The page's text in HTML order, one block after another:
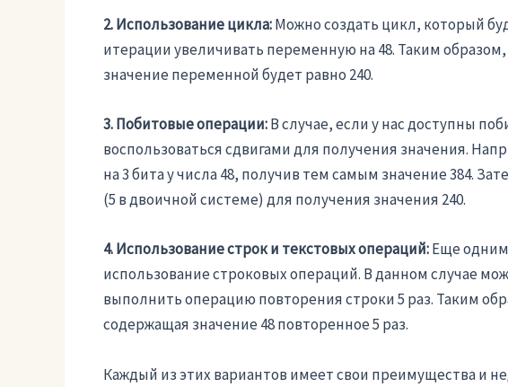
2. Использование цикла:Можно создать цикл, который
итерации увеличивать переменную на 48. Таким
значение переменной будет равно 240.
3. Побитовые операции:В случае, если у нас доступны
воспользоваться сдвигами для получения значения.
на 3 бита у числа 48, получив тем самым значение 384.
(5 в двоичной системе) для получения значения 240.
4. Использование строк и текстовых операций:Еще одним
использование строковых операций. В данном случае
выполнить операцию повторения строки 5 раз. Таким
содержащая значение 48 повторенное 5 раз.
Каждый из этих вариантов имеет свои преимущества и